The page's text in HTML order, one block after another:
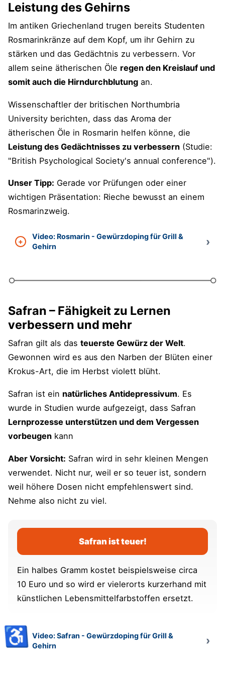
Leistung des Gehirns
Im antiken Griechenland trugen bereits Studenten
Rosmarinkränze auf dem Kopf, um ihr Gehirn zu
stärken und das Gedächtnis zu verbessern. Vor
allem seine ätherischen Öle regen den Kreislauf und
somit auch die Hirndurchblutung an.
Wissenschaftler der britischen Northumbria
University berichten, dass das Aroma der
ätherischen Öle in Rosmarin helfen könne, die
Leistung des Gedächtnisses zu verbessern (Studie:
"British Psychological Society's annual conference").
Unser Tipp: Gerade vor Prüfungen oder einer
wichtigen Präsentation: Rieche bewusst an einem
Rosmarinzweig.
Video: Rosmarin - Gewürzdoping für Grill &
Gehirn
Safran – Fähigkeit zu Lernen
verbessern und mehr
Safran gilt als das teuerste Gewürz der Welt.
Gewonnen wird es aus den Narben der Blüten einer
Krokus-Art, die im Herbst violett blüht.
Safran ist ein natürliches Antidepressivum. Es
wurde in Studien wurde aufgezeigt, dass Safran
Lernprozesse unterstützen und dem Vergessen
vorbeugen kann
Aber Vorsicht: Safran wird in sehr kleinen Mengen
verwendet. Nicht nur, weil er so teuer ist, sondern
weil höhere Dosen nicht empfehlenswert sind.
Nehme also nicht zu viel.
Safran ist teuer!
Ein halbes Gramm kostet beispielsweise circa
10 Euro und so wird er vielerorts kurzerhand mit
künstlichen Lebensmittelfarbstoffen ersetzt.
Video: Safran - Gewürzdoping für Grill &
Gehirn